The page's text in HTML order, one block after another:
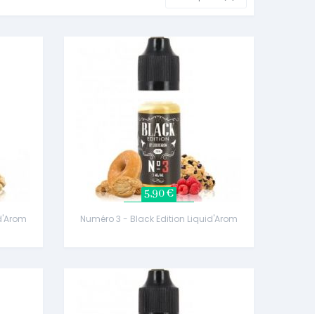
5,90 €
Numéro 3 - Black Edition Liquid'Arom